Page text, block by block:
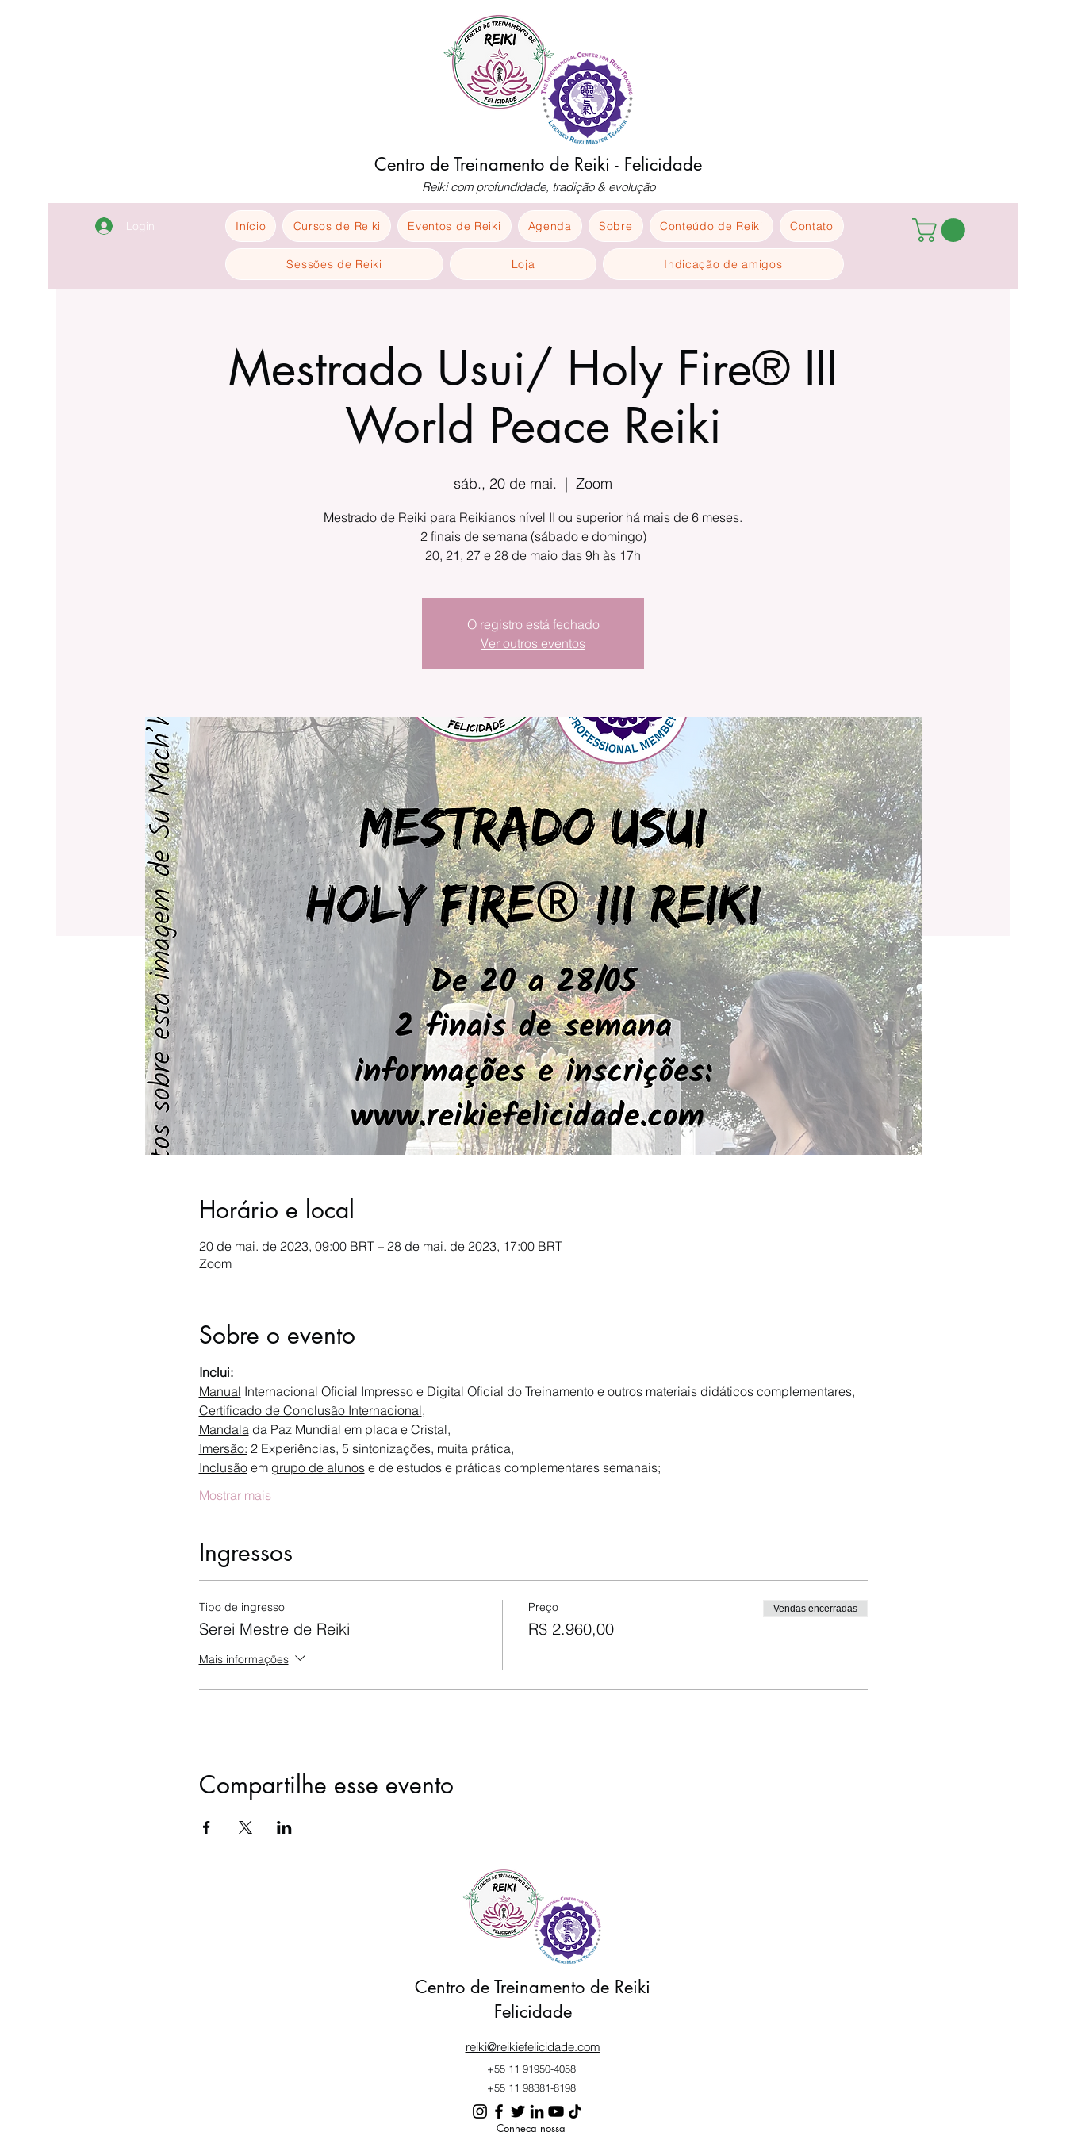
Centro de Treinamento de Reiki - Felicidade
Reiki com profundidade, tradição & evolução
Login Início Cursos de Reiki Eventos de Reiki Agenda Sobre Conteúdo de Reiki Contato
Sessões de Reiki Loja Indicação de amigos
Mestrado Usui/ Holy Fire® III
World Peace Reiki
sáb., 20 de mai.
  |
Zoom
Mestrado de Reiki para Reikianos nível II ou superior há mais de 6 meses.
2 finais de semana (sábado e domingo)
20, 21, 27 e 28 de maio das 9h às 17h
O registro está fechado
Ver outros eventos
Horário e local
20 de mai. de 2023, 09:00 BRT – 28 de mai. de 2023, 17:00 BRT
Zoom
Sobre o evento
Inclui:
Manual Internacional Oficial Impresso e Digital Oficial do Treinamento e outros materiais didáticos complementares,
Certificado de Conclusão Internacional,
Mandala da Paz Mundial em placa e Cristal,
Imersão: 2 Experiências, 5 sintonizações, muita prática,
Inclusão em grupo de alunos e de estudos e práticas complementares semanais;
Mostrar mais
Ingressos
Tipo de ingresso
Serei Mestre de Reiki
Mais informações
Preço
R$ 2.960,00
Vendas encerradas
Compartilhe esse evento
Centro de Treinamento de Reiki
Felicidade
reiki@reikiefelicidade.com
+55 11 91950-4058
+55 11 98381-8198
Conheça nossa